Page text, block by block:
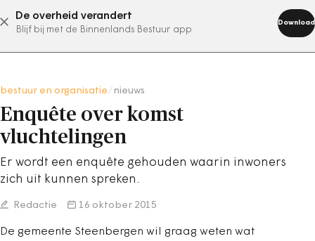
De overheid verandert
Blijf bij met de Binnenlands Bestuur app
Download
abonneer nu
bestuur en organisatie nieuws
Enquête over komst
vluchtelingen
Er wordt een enquête gehouden waarin inwoners
zich uit kunnen spreken.
Redactie 16 oktober 2015
De gemeente Steenbergen wil graag weten wat